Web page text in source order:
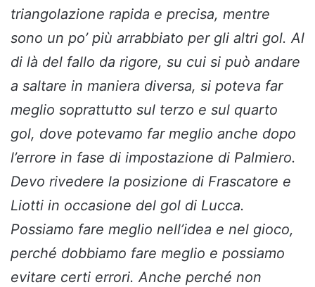
triangolazione rapida e precisa, mentre
sono un po’ più arrabbiato per gli altri gol. Al
di là del fallo da rigore, su cui si può andare
a saltare in maniera diversa, si poteva far
meglio soprattutto sul terzo e sul quarto
gol, dove potevamo far meglio anche dopo
l’errore in fase di impostazione di Palmiero.
Devo rivedere la posizione di Frascatore e
Liotti in occasione del gol di Lucca.
Possiamo fare meglio nell’idea e nel gioco,
perché dobbiamo fare meglio e possiamo
evitare certi errori. Anche perché non